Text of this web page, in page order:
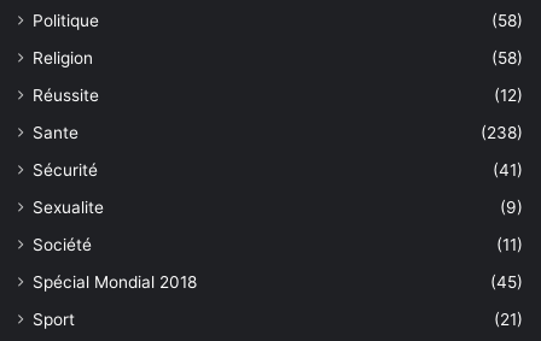
Politique
(58)
Religion
(58)
Réussite
(12)
Sante
(238)
Sécurité
(41)
Sexualite
(9)
Société
(11)
Spécial Mondial 2018
(45)
Sport
(21)